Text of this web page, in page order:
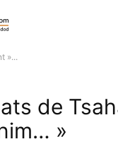
»...
de
»